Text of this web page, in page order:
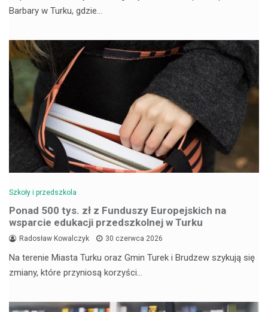
Barbary w Turku, gdzie…
Szkoły i przedszkola
Ponad 500 tys. zł z Funduszy Europejskich na
wsparcie edukacji przedszkolnej w Turku
Radosław Kowalczyk 30 czerwca 2026
Na terenie Miasta Turku oraz Gmin Turek i Brudzew szykują się
zmiany, które przyniosą korzyści…